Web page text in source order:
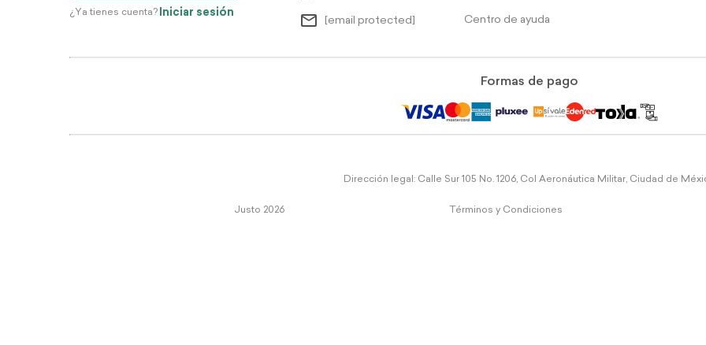
¿Ya tienes cuenta? Iniciar sesión
[email protected] Centro de ayuda
Formas de pago
Dirección legal: Calle Sur 105 No. 1206, Col Aeronáutica Militar, Ciudad de
Justo 2026 Términos y Condiciones